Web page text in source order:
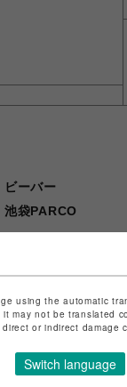
ビーバー
池袋PARCO
合わせは
using the automatic
may not be
or indirect
Switch language